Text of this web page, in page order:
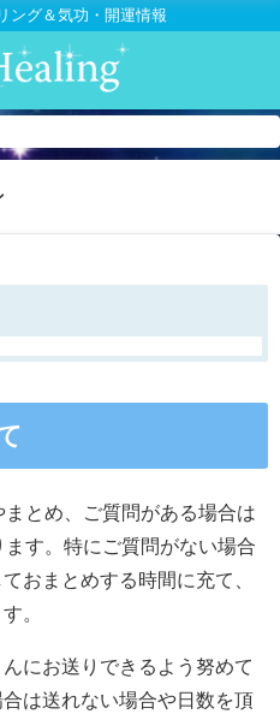
ング＆気功・開運情報
とめ、ご質問がある場合は
す。特にご質問がない場合
おまとめする時間に充て、
。
にお送りできるよう努めて
は送れない場合や日数を頂